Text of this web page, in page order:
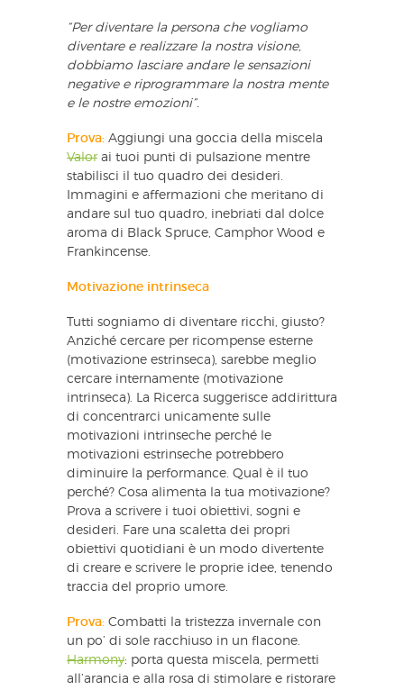
“Per diventare la persona che vogliamo
diventare e realizzare la nostra visione,
dobbiamo lasciare andare le sensazioni
negative e riprogrammare la nostra mente
e le nostre emozioni”.
Prova: Aggiungi una goccia della miscela
Valor ai tuoi punti di pulsazione mentre
stabilisci il tuo quadro dei desideri.
Immagini e affermazioni che meritano di
andare sul tuo quadro, inebriati dal dolce
aroma di Black Spruce, Camphor Wood e
Frankincense.
Motivazione intrinseca
Tutti sogniamo di diventare ricchi, giusto?
Anziché cercare per ricompense esterne
(motivazione estrinseca), sarebbe meglio
cercare internamente (motivazione
intrinseca). La Ricerca suggerisce addirittura
di concentrarci unicamente sulle
motivazioni intrinseche perché le
motivazioni estrinseche potrebbero
diminuire la performance. Qual è il tuo
perché? Cosa alimenta la tua motivazione?
Prova a scrivere i tuoi obiettivi, sogni e
desideri. Fare una scaletta dei propri
obiettivi quotidiani è un modo divertente
di creare e scrivere le proprie idee, tenendo
traccia del proprio umore.
Prova: Combatti la tristezza invernale con
un po’ di sole racchiuso in un flacone.
Harmony: porta questa miscela, permetti
all’arancia e alla rosa di stimolare e ristorare